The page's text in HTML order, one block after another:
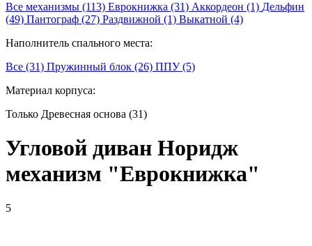
Все механизмы (113) Еврокнижка (31) Аккордеон (1) Дельфин
(49) Пантограф (27) Раздвижной (1) Выкатной (4)
Наполнитель спального места:
Все (31) Пружинный блок (26) ППУ (5)
Материал корпуса:
Только Древесная основа (31)
Угловой диван Норидж
механизм "Еврокнижка"
5